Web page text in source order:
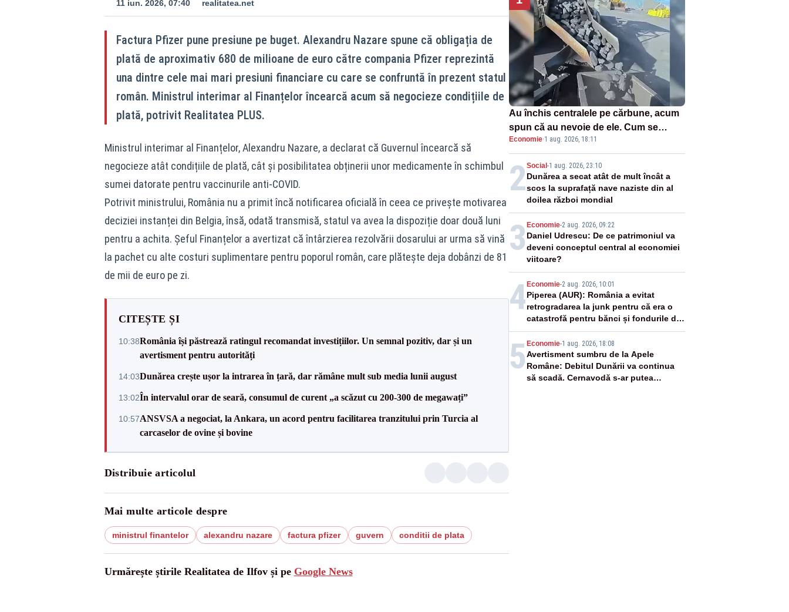
11 iun. 2026, 07:40 realitatea.net
Factura Pfizer pune presiune pe buget. Alexandru Nazare spune că obligația de
plată de aproximativ 680 de milioane de euro către compania Pfizer reprezintă
una dintre cele mai mari presiuni financiare cu care se confruntă în prezent statul
român. Ministrul interimar al Finanțelor încearcă acum să negocieze condițiile de
plată, potrivit Realitatea PLUS.
Ministrul interimar al Finanțelor, Alexandru Nazare, a declarat că Guvernul încearcă să
negocieze atât condițiile de plată, cât și posibilitatea obținerii unor medicamente în schimbul
sumei datorate pentru vaccinurile anti-COVID.
Potrivit ministrului, România nu a primit încă notificarea oficială în ceea ce privește motivarea
deciziei instanței din Belgia, însă, odată transmisă, statul va avea la dispoziție doar două luni
pentru a achita. Șeful Finanțelor a avertizat că întârzierea rezolvării dosarului ar urma să vină
la pachet cu alte costuri suplimentare pentru poporul român, care plătește deja dobânzi de 81
de mii de euro pe zi.
CITEȘTE ȘI
10:38România își păstrează ratingul recomandat investițiilor. Un semnal pozitiv, dar și un
avertisment pentru autorități
14:03Dunărea crește ușor la intrarea în țară, dar rămâne mult sub media lunii august
13:02În intervalul orar de seară, consumul de curent „a scăzut cu 200-300 de megawați”
10:57ANSVSA a negociat, la Ankara, un acord pentru facilitarea tranzitului prin Turcia al
carcaselor de ovine și bovine
Distribuie articolul
Mai multe articole despre
ministrul finantelor alexandru nazare factura pfizer guvern conditii de plata
Urmărește știrile Realitatea de Ilfov și pe Google News
Au închis centralele pe cărbune, acum
spun că au nevoie de ele. Cum se
pasează vina în plină criză energetică
Economie·1 aug. 2026, 18:11
2Social-1 aug. 2026, 23:10
Dunărea a secat atât de mult încât a
scos la suprafață nave naziste din al
doilea război mondial
3 Economie-2 aug. 2026, 09:22
Daniel Udrescu: De ce patrimoniul va
deveni conceptul central al economiei
viitoare?
4Economie-2 aug. 2026, 10:01
Piperea (AUR): România a evitat
retrogradarea la junk pentru că era o
catastrofă pentru bănci și fondurile de
pensii
5 Economie-1 aug. 2026, 18:08
Avertisment sumbru de la Apele
Române: Debitul Dunării va continua
să scadă. Cernavodă s-ar putea